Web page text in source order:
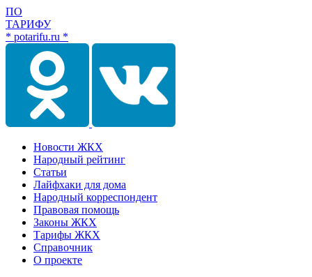
ПО
ТАРИФУ
* potarifu.ru *
Новости ЖКХ
Народный рейтинг
Статьи
Лайфхаки для дома
Народный корреспондент
Правовая помощь
Законы ЖКХ
Тарифы ЖКХ
Справочник
О проекте